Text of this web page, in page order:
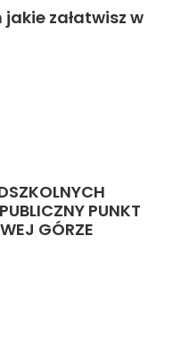
załatwisz w
PUNKT
GÓRZE